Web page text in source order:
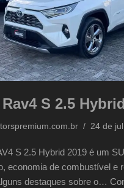
S 2.5 Hybrid
24 de
S 2.5 Hybrid 2019 é um
economia de combustível e
destaques sobre o…